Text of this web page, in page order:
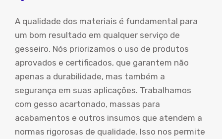
A qualidade dos materiais é fundamental para
um bom resultado em qualquer serviço de
gesseiro. Nós priorizamos o uso de produtos
aprovados e certificados, que garantem não
apenas a durabilidade, mas também a
segurança em suas aplicações. Trabalhamos
com gesso acartonado, massas para
acabamentos e outros insumos que atendem a
normas rigorosas de qualidade. Isso nos permite